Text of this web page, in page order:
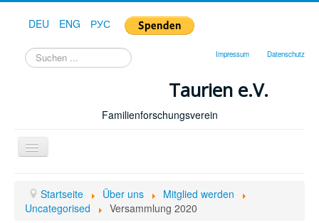
DEU ENG РУС
Suchen
...
Impressum Datenschutz
Taurien e.V.
Familienforschungsverein
Toggle
Navigation
Forum
Startseite Über uns
Mitglied werden
Uncategorised
Versammlung 2020